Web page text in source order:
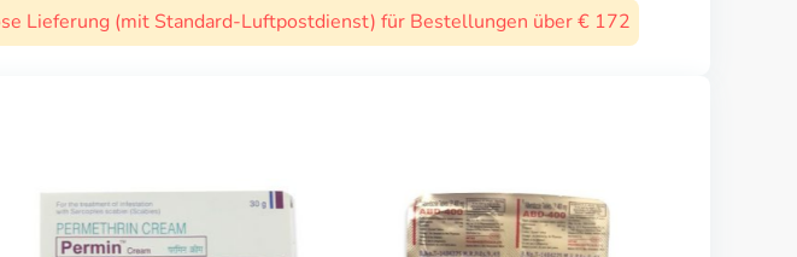
Lieferung (mit Standard-Luftpostdienst) für Bestellungen über € 172